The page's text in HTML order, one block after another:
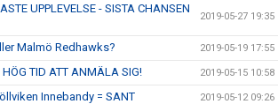
UPPLEVELSE - SISTA CHANSEN
2019-05-27 19:35
Malmö Redhawks? 2019-05-19 17:55
TID ATT ANMÄLA SIG! 2019-05-15 10:58
Innebandy = SANT 2019-05-12 09:26